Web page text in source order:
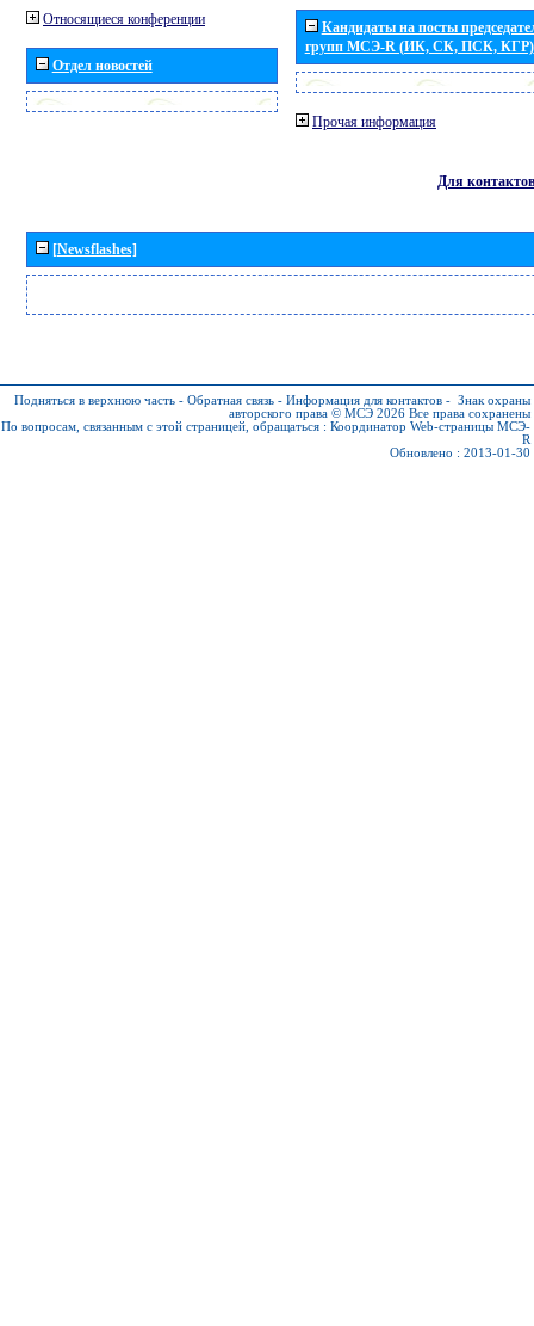
Относящиеся конференции
Отдел новостей
Кандидаты на посты
групп МСЭ-R (ИК, СК, ПСК, КГР)
Прочая информация
Для контактов
[Newsflashes]
Подняться в верхнюю часть - Обратная связь - Информация для контактов - Знак охраны
авторского права © МСЭ 2026 Все права сохранены
По вопросам, связанным с этой страницей, обращаться : Координатор Web-страницы МСЭ-
R
Обновлено : 2013-01-30